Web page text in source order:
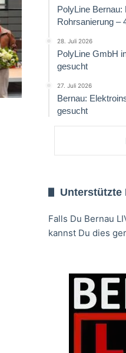
PolyLine
Rohrsanierung –
28. Juli 2026
PolyLine GmbH
gesucht
27. Juli 2026
Bernau:
gesucht
Unterstützte
Falls Du Bernau
kannst Du dies